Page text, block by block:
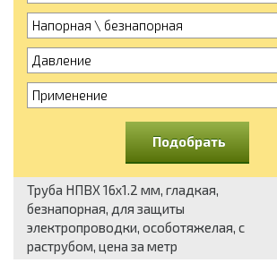
Напорная \ безнапорная
Давление
Применение
Подобрать
Труба НПВХ 16x1.2 мм, гладкая,
безнапорная, для защиты
электропроводки, особотяжелая, с
раструбом, цена за метр